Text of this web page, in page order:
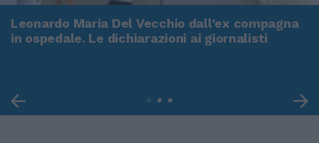
Leonardo Maria Del Vecchio dall'ex compagna
in ospedale. Le dichiarazioni ai giornalisti